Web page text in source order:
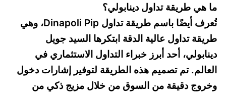
ما هي طريقة تداول دينابولي؟
تُعرف أيضًا باسم طريقة تداول Dinapoli Pip، وهي
طريقة تداول عالية الدقة ابتكرها السيد جويل
دينابولي، أحد أبرز خبراء التداول الاستثماري في
العالم. تم تصميم هذه الطريقة لتوفير إشارات دخول
وخروج دقيقة من السوق من خلال مزيج ذكي من